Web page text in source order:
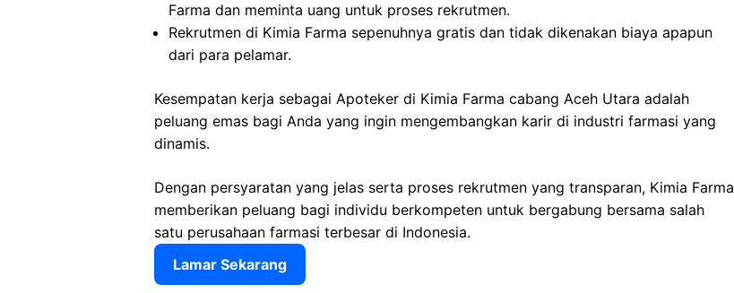
Farma dan meminta uang untuk proses rekrutmen.
Rekrutmen di Kimia Farma sepenuhnya gratis dan tidak dikenakan biaya apapun
dari para pelamar.
Kesempatan kerja sebagai Apoteker di Kimia Farma cabang Aceh Utara adalah
peluang emas bagi Anda yang ingin mengembangkan karir di industri farmasi yang
dinamis.
Dengan persyaratan yang jelas serta proses rekrutmen yang transparan, Kimia Farma
memberikan peluang bagi individu berkompeten untuk bergabung bersama salah
satu perusahaan farmasi terbesar di Indonesia.
Lamar Sekarang